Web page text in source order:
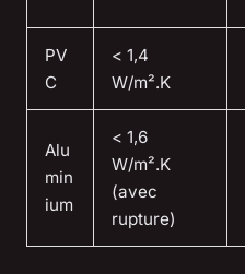
PV
C
< 1,4
W/m².K
Alu
min
ium
< 1,6
W/m².K
(avec
rupture)